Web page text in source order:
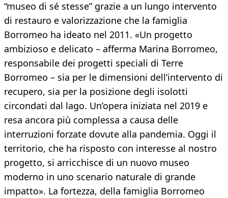
“museo di sé stesse” grazie a un lungo intervento
di restauro e valorizzazione che la famiglia
Borromeo ha ideato nel 2011. «Un progetto
ambizioso e delicato – afferma Marina Borromeo,
responsabile dei progetti speciali di Terre
Borromeo – sia per le dimensioni dell’intervento di
recupero, sia per la posizione degli isolotti
circondati dal lago. Un’opera iniziata nel 2019 e
resa ancora più complessa a causa delle
interruzioni forzate dovute alla pandemia. Oggi il
territorio, che ha risposto con interesse al nostro
progetto, si arricchisce di un nuovo museo
moderno in uno scenario naturale di grande
impatto». La fortezza, della famiglia Borromeo